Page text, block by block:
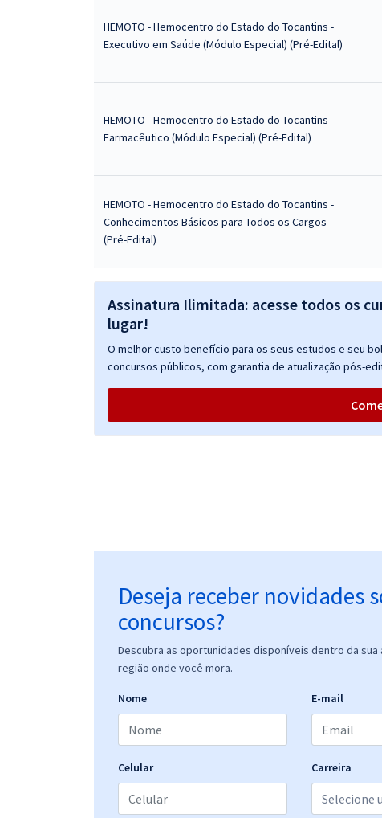
HEMOTO - Hemocentro do Estado do Tocantins -
Executivo em Saúde (Módulo Especial) (Pré-Edital)
HEMOTO - Hemocentro do Estado do Tocantins -
Farmacêutico (Módulo Especial) (Pré-Edital)
HEMOTO - Hemocentro do Estado do Tocantins -
Conhecimentos Básicos para Todos os Cargos
(Pré-Edital)
Assinatura Ilimitada: acesse todos os
lugar!
O melhor custo benefício para os seus estudos e seu
concursos públicos, com garantia de atualização pós-
Deseja receber novidades
concursos?
Descubra as oportunidades disponíveis dentro da
região onde você mora.
Nome E-mail
Celular Carreira